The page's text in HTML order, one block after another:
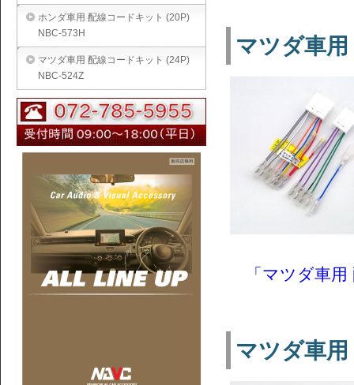
マツダ車
「マツダ車
マツダ車
ホンダ車用 配線コードキット (20P)
NBC-573H
マツダ車用 配線コードキット (24P)
NBC-524Z